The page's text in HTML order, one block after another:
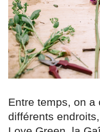
Entre temps, on a
différents